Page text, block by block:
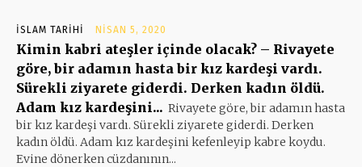
İSLAM TARIHI NISAN 5, 2020
Kimin kabri ateşler içinde olacak? – Rivayete
göre, bir adamın hasta bir kız kardeşi vardı.
Sürekli ziyarete giderdi. Derken kadın öldü.
Adam kız kardeşini... Rivayete göre, bir adamın hasta
bir kız kardeşi vardı. Sürekli ziyarete giderdi. Derken
kadın öldü. Adam kız kardeşini kefenleyip kabre koydu.
Evine dönerken cüzdanının...